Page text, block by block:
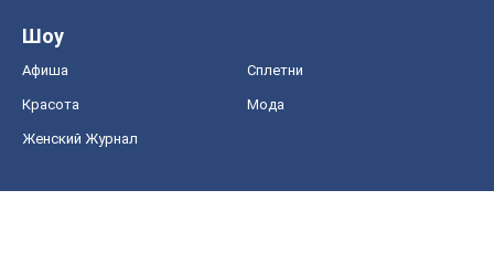
Шоу
Афиша Сплетни
Красота Мода
Женский Журнал